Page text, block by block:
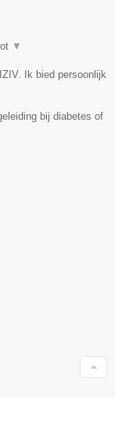
▼
Ik bied persoonlijk
bij diabetes of